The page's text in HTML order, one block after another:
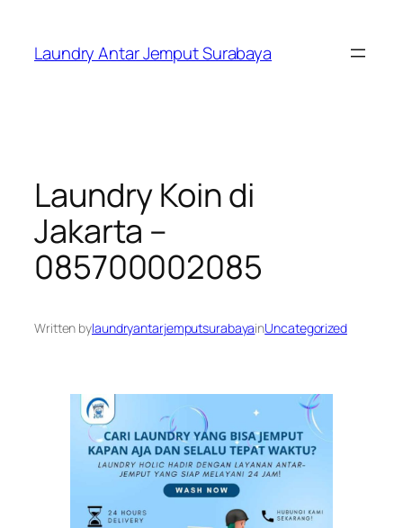
content
Laundry Antar Jemput Surabaya
Laundry Koin di
Jakarta –
085700002085
Written bylaundryantarjemputsurabayainUncategorized